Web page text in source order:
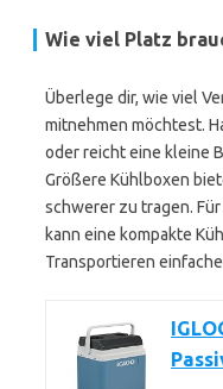
Wie viel Platz
Überlege dir, wie viel
mitnehmen möchtest.
oder reicht eine kleine
Größere Kühlboxen
schwerer zu tragen.
kann eine kompakte
Transportieren